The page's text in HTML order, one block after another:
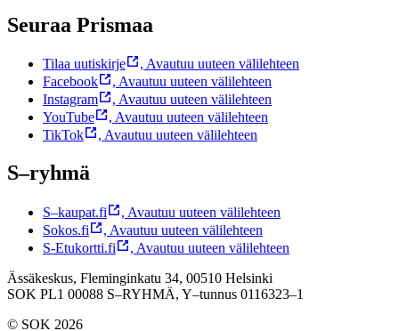
Seuraa Prismaa
Tilaa uutiskirje , Avautuu uuteen välilehteen
Facebook
, Avautuu uuteen välilehteen
Instagram
, Avautuu uuteen välilehteen
YouTube
, Avautuu uuteen välilehteen
TikTok
, Avautuu uuteen välilehteen
S–ryhmä
S–kaupat.fi , Avautuu uuteen välilehteen
Sokos.fi
, Avautuu uuteen välilehteen
S-Etukortti.fi
, Avautuu uuteen välilehteen
Ässäkeskus, Fleminginkatu 34, 00510 Helsinki
SOK PL1 00088 S–RYHMÄ, Y–tunnus 0116323–1
© SOK 2026